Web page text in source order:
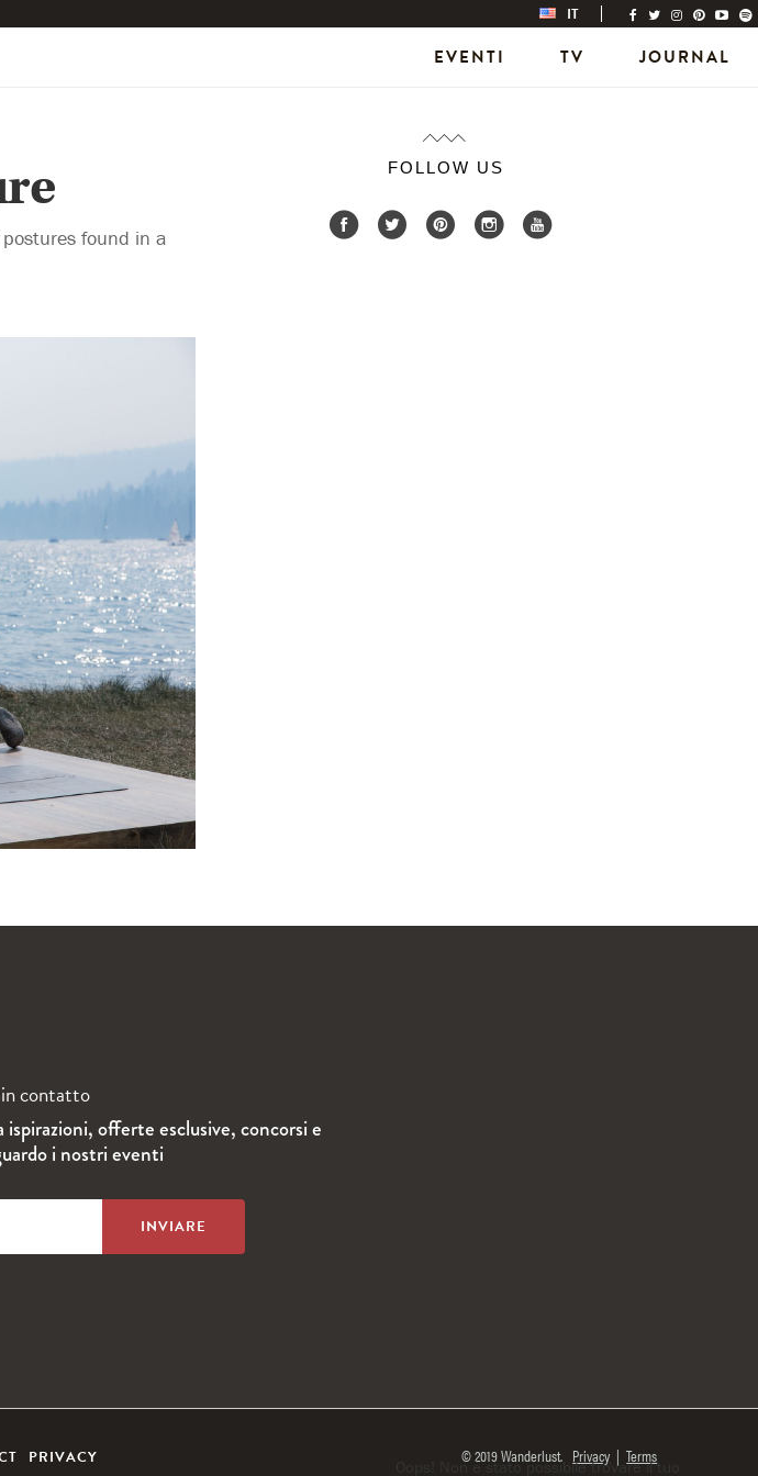
IT
EVENTI TV JOURNAL
found in a
FOLLOW US
contatto
offerte esclusive, concorsi e
i nostri eventi
PRIVACY © 2019 Wanderlust. Privacy | Terms
Oops! Non è stato possibile trovare il tuo